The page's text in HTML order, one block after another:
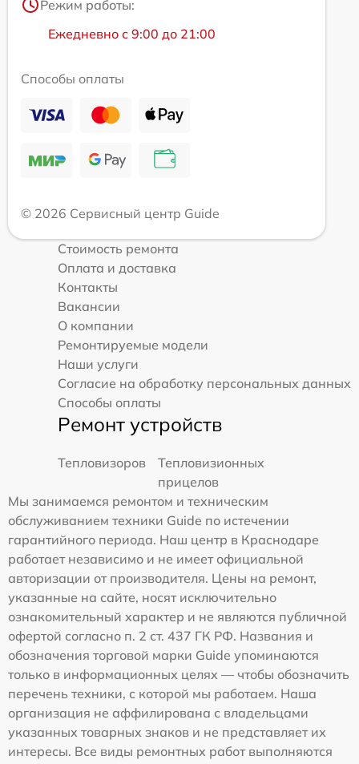
Режим работы:
Ежедневно с 9:00 до 21:00
Способы оплаты
© 2026 Сервисный центр Guide
Стоимость ремонта
Оплата и доставка
Контакты
Вакансии
О компании
Ремонтируемые модели
Наши услуги
Согласие на обработку персональных данных
Способы оплаты
Ремонт устройств
Тепловизоров
Тепловизионных
прицелов
Мы занимаемся ремонтом и техническим
обслуживанием техники Guide по истечении
гарантийного периода. Наш центр в Краснодаре
работает независимо и не имеет официальной
авторизации от производителя. Цены на ремонт,
указанные на сайте, носят исключительно
ознакомительный характер и не являются публичной
офертой согласно п. 2 ст. 437 ГК РФ. Названия и
обозначения торговой марки Guide упоминаются
только в информационных целях — чтобы обозначить
перечень техники, с которой мы работаем. Наша
организация не аффилирована с владельцами
указанных товарных знаков и не представляет их
интересы. Все виды ремонтных работ выполняются